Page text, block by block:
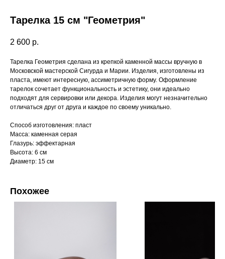
Тарелка 15 см "Геометрия"
2 600 р.
Тарелка Геометрия сделана из крепкой каменной массы вручную в
Московской мастерской Сигурда и Марии. Изделия, изготовлены из
пласта, имеют интересную, ассиметричную форму. Оформление
тарелок сочетает функциональность и эстетику, они идеально
подходят для сервировки или декора. Изделия могут незначительно
отличаться друг от друга и каждое по своему уникально.
Способ изготовления: пласт
Масса: каменная серая
Глазурь: эффектарная
Высота: 6 см
Диаметр: 15 см
Похожее